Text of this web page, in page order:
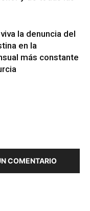
la denuncia del
en la
más constante
COMENTARIO